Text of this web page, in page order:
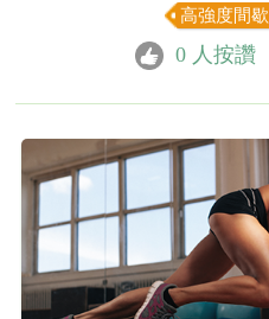
高強度間歇
0 人按讚